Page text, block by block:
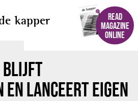
kapper
READ
MAGAZINE
ONLINE
EN LANCEERT EIGEN